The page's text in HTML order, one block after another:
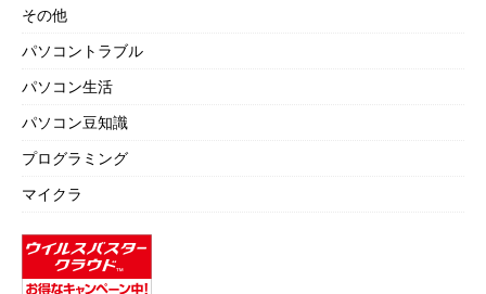
その他
パソコントラブル
パソコン生活
パソコン豆知識
プログラミング
マイクラ